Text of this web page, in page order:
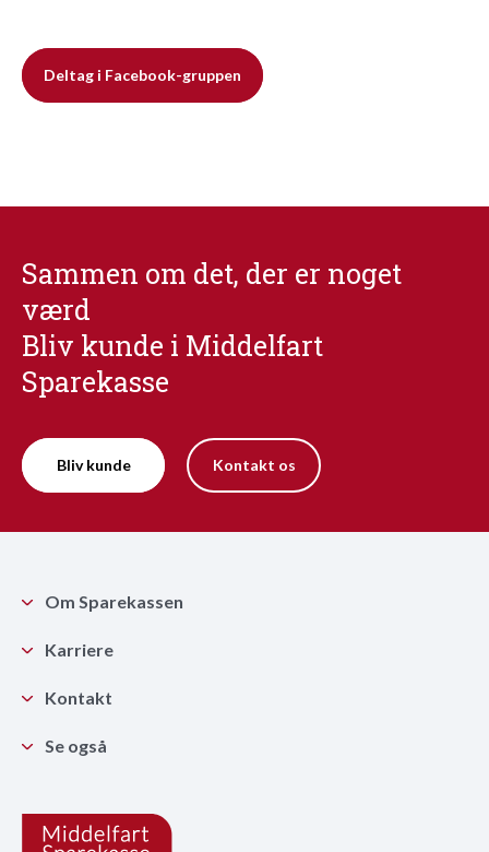
Deltag i Facebook-gruppen
Sammen om det, der er noget
værd
Bliv kunde i Middelfart
Sparekasse
Bliv kunde Kontakt os
Om Sparekassen
Karriere
Kontakt
Se også